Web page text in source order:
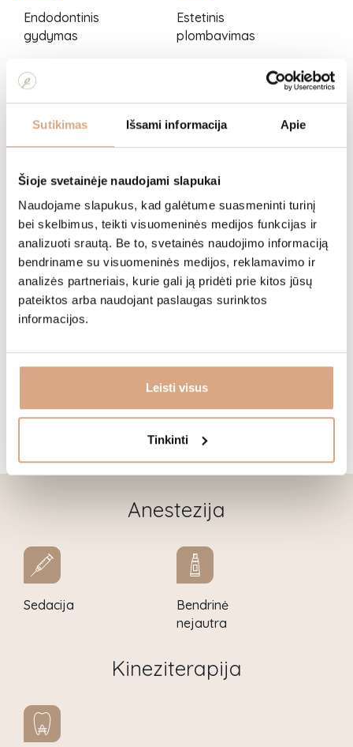
Sutikimas Išsami informacija Apie
Šioje svetainėje naudojami slapukai
Naudojame slapukus, kad galėtume suasmeninti turinį
bei skelbimus, teikti visuomeninės medijos funkcijas ir
analizuoti srautą. Be to, svetainės naudojimo informaciją
bendriname su visuomeninės medijos, reklamavimo ir
analizės partneriais, kurie gali ją pridėti prie kitos jūsų
pateiktos arba naudojant paslaugas surinktos
informacijos.
Leisti visus
Tinkinti
Endodontinis
gydymas
Estetinis
plombavimas
Ortodontija,
Periodontologinis
Rentgenologiniai
tyrimai
Terapinis
dantų gydymas
odontologija
Burnos
chirurgija
Anestezija
Sedacija
Bendrinė
nejautra
Kineziterapija